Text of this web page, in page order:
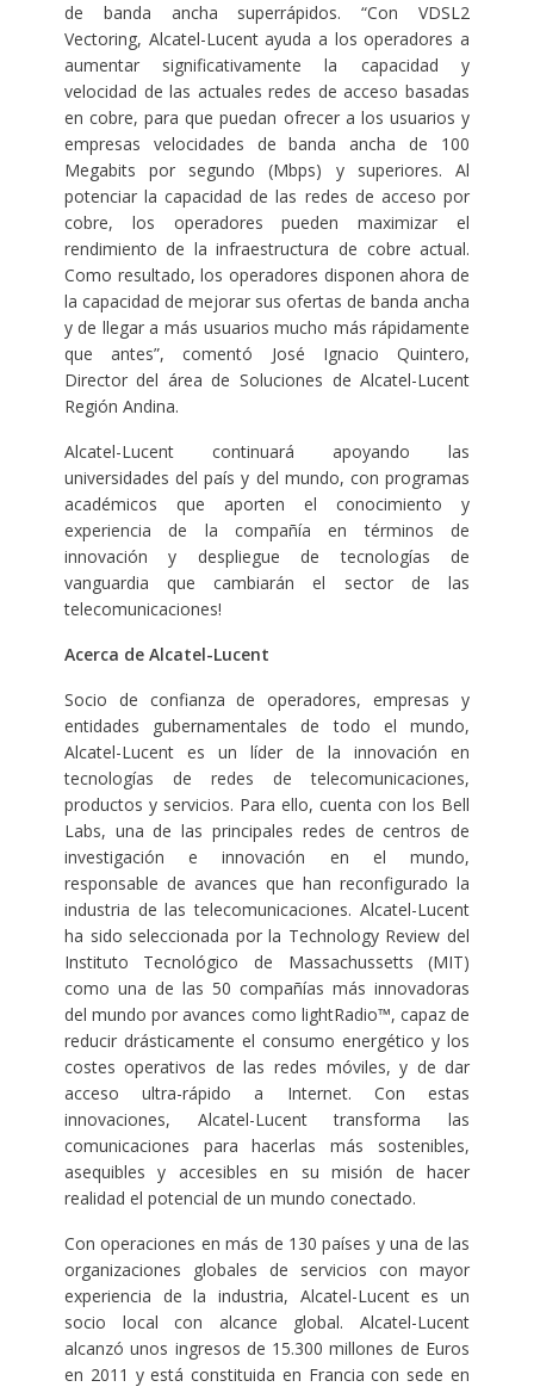
de banda ancha superrápidos. “Con VDSL2
Vectoring, Alcatel-Lucent ayuda a los operadores a
aumentar significativamente la capacidad y
velocidad de las actuales redes de acceso basadas
en cobre, para que puedan ofrecer a los usuarios y
empresas velocidades de banda ancha de 100
Megabits por segundo (Mbps) y superiores. Al
potenciar la capacidad de las redes de acceso por
cobre, los operadores pueden maximizar el
rendimiento de la infraestructura de cobre actual.
Como resultado, los operadores disponen ahora de
la capacidad de mejorar sus ofertas de banda ancha
y de llegar a más usuarios mucho más rápidamente
que antes”, comentó José Ignacio Quintero,
Director del área de Soluciones de Alcatel-Lucent
Región Andina.
Alcatel-Lucent continuará apoyando las
universidades del país y del mundo, con programas
académicos que aporten el conocimiento y
experiencia de la compañía en términos de
innovación y despliegue de tecnologías de
vanguardia que cambiarán el sector de las
telecomunicaciones!
Acerca de Alcatel-Lucent
Socio de confianza de operadores, empresas y
entidades gubernamentales de todo el mundo,
Alcatel-Lucent es un líder de la innovación en
tecnologías de redes de telecomunicaciones,
productos y servicios. Para ello, cuenta con los Bell
Labs, una de las principales redes de centros de
investigación e innovación en el mundo,
responsable de avances que han reconfigurado la
industria de las telecomunicaciones. Alcatel-Lucent
ha sido seleccionada por la Technology Review del
Instituto Tecnológico de Massachussetts (MIT)
como una de las 50 compañías más innovadoras
del mundo por avances como lightRadio™, capaz de
reducir drásticamente el consumo energético y los
costes operativos de las redes móviles, y de dar
acceso ultra-rápido a Internet. Con estas
innovaciones, Alcatel-Lucent transforma las
comunicaciones para hacerlas más sostenibles,
asequibles y accesibles en su misión de hacer
realidad el potencial de un mundo conectado.
Con operaciones en más de 130 países y una de las
organizaciones globales de servicios con mayor
experiencia de la industria, Alcatel-Lucent es un
socio local con alcance global. Alcatel-Lucent
alcanzó unos ingresos de 15.300 millones de Euros
en 2011 y está constituida en Francia con sede en